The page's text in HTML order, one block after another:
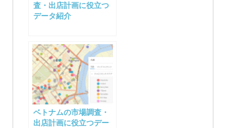
査・出店計画に役立つ
データ紹介
ベトナムの市場調査・
出店計画に役立つデー